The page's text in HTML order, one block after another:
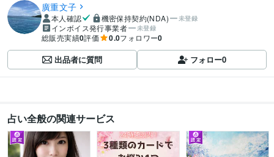
廣重文子
本人確認 機密保持契約(NDA) 未登録
インボイス発行事業者 未登録
総販売実績0評価 0.0フォロワー0
出品者に質問 フォロー0
占い全般の関連サービス